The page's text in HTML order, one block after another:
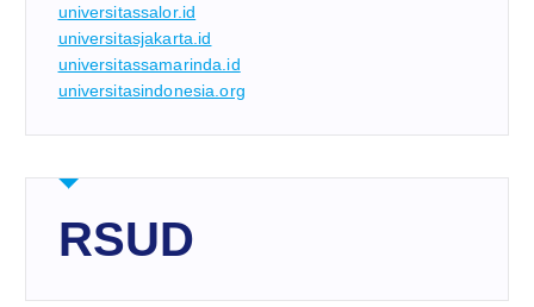
universitassalor.id
universitasjakarta.id
universitassamarinda.id
universitasindonesia.org
RSUD